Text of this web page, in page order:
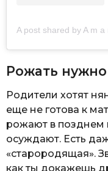
Рожать
Родители хотят
еще не готова к
рожают в позднем
осуждают. Есть
«старородящая».
как ты докажешь